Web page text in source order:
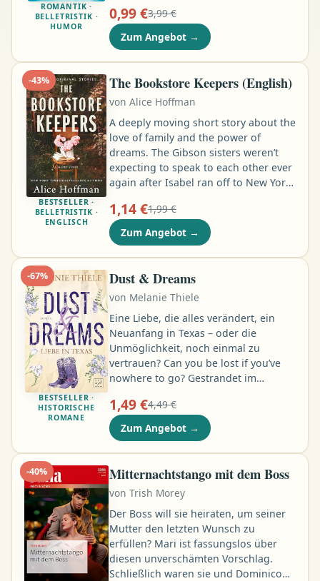
ROMANTIK ·
BELLETRISTIK ·
HUMOR
untergetauchten Bestsellerautor Marc
Bremer finden, ihn dazu bringen,
endlich sein zweites Buch zu
schreiben, und zurück in Hamburg
eine Beförderung einstreichen …
0,99 €3,99 €
Zum Angebot →
-43%
BESTSELLER ·
BELLETRISTIK ·
ENGLISCH
The Bookstore Keepers (English)
von Alice Hoffman
A deeply moving short story about the
love of family and the power of
dreams. The Gibson sisters weren’t
expecting to speak to each other ever
again after Isabel ran off to New York
are, years later, running the family
bookstore together on Brinkley’s
Island, Maine. Isabel also thought
she’d left Johnny Lenox behind, but
whether or not she knew it, Johnny
was always going to be there for her
…
1,14 €1,99 €
Zum Angebot →
-67%
BESTSELLER ·
HISTORISCHE
ROMANE
Dust & Dreams
von Melanie Thiele
Eine Liebe, die alles verändert, ein
Neuanfang in Texas – oder die
Unmöglichkeit, noch einmal zu
vertrauen? Can you be lost if you’ve
nowhere to go? Gestrandet im
sonnige L. A., um ihre zerrüttete
Kindheit zu vergessen und als
Songwriterin durchzustarten. Doch
mitten in der texanischen Prärie gibt
ihr Wagen im Städtchen Copper Creek
den Geist auf. Ohne Geld und ohne
Plan ist ein Job als Nanny auf einer
abgelegenen Ranch ihre letzte
Rettung …
1,49 €4,49 €
Zum Angebot →
-40% Mitternachtstango mit dem Boss
von Trish Morey
Der Boss will sie heiraten, um seiner
Mutter den letzten Wunsch zu
erfüllen? Mari ist fassungslos über
diesen unverschämten Vorschlag.
Schließlich waren sie und Dominico